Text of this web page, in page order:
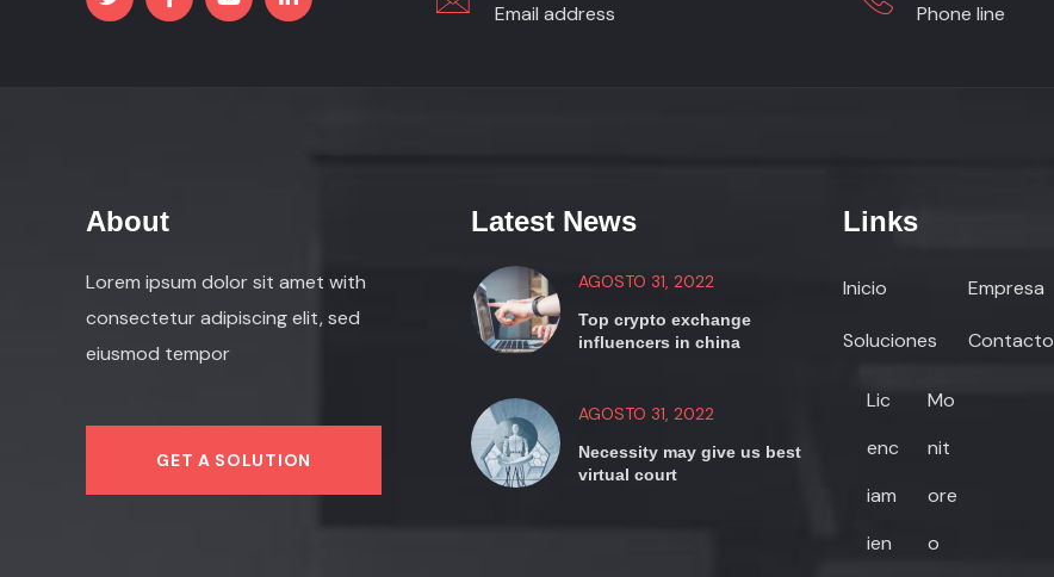
Email address Phone line
About
Lorem ipsum dolor sit amet with
consectetur adipiscing elit, sed
eiusmod tempor
GET A SOLUTION
Latest News
AGOSTO 31, 2022
Top crypto exchange
influencers in china
AGOSTO 31, 2022
Necessity may give us best
virtual court
Links
Inicio Empresa
Soluciones
Lic
enc
iam
ien
Mo
nit
ore
o
Contacto